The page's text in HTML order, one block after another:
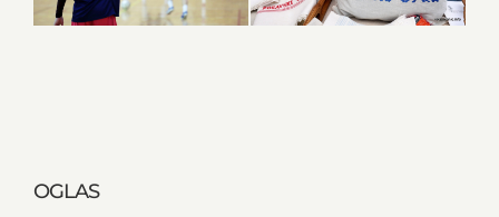
OGLAS